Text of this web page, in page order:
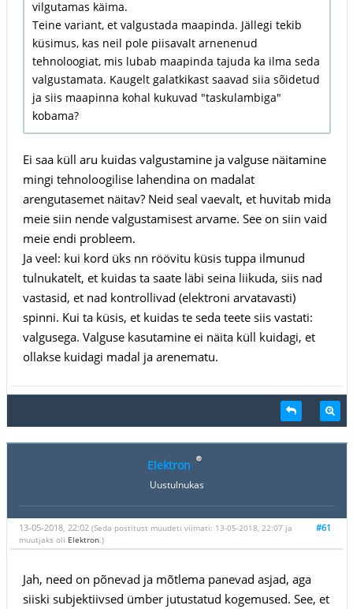
vilgutamas käima.
Teine variant, et valgustada maapinda. Jällegi tekib
küsimus, kas neil pole piisavalt arnenenud
tehnoloogiat, mis lubab maapinda tajuda ka ilma seda
valgustamata. Kaugelt galatkikast saavad siia sõidetud
ja siis maapinna kohal kukuvad "taskulambiga"
kobama?
Ei saa küll aru kuidas valgustamine ja valguse näitamine
mingi tehnoloogilise lahendina on madalat
arengutasemet näitav? Neid seal vaevalt, et huvitab mida
meie siin nende valgustamisest arvame. See on siin vaid
meie endi probleem.
Ja veel: kui kord üks nn röövitu küsis tuppa ilmunud
tulnukatelt, et kuidas ta saate läbi seina liikuda, siis nad
vastasid, et nad kontrollivad (elektroni arvatavasti)
spinni. Kui ta küsis, et kuidas te seda teete siis vastati:
valgusega. Valguse kasutamine ei näita küll kuidagi, et
ollakse kuidagi madal ja arenematu.
Elektron
Uustulnukas
#61
13-05-2018, 22:02 (Seda postitust muudeti viimati: 13-05-2018, 22:07 ja
muutjaks oli Elektron.)
Jah, need on põnevad ja mõtlema panevad asjad, aga
siiski subjektiivsed ümber jutustatud kogemused. See, et